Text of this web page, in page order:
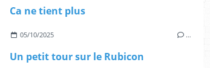
Ca ne tient plus
05/10/2025 …
Un petit tour sur le Rubicon